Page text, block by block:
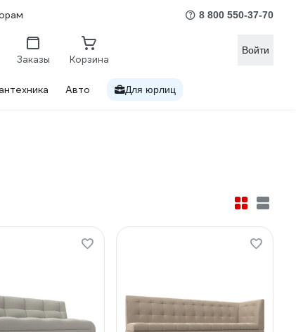
8 800 550-37-70
Заказы Корзина
Войти
Авто Для юрлиц